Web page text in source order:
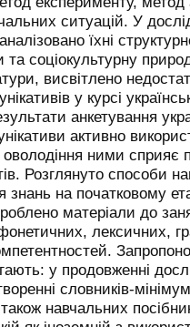
ситуацій. У
їхні
та соціокультурну
висвітлено
у курсі
анкетування
активно
ними сприяє
Розглянуто способи
знань на початковому
матеріали до
лексичних,
у продовженні
словників-
навчальних